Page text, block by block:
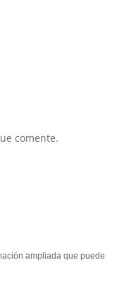
comente.
ampliada que puede